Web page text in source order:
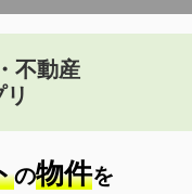
不動産
の物件を